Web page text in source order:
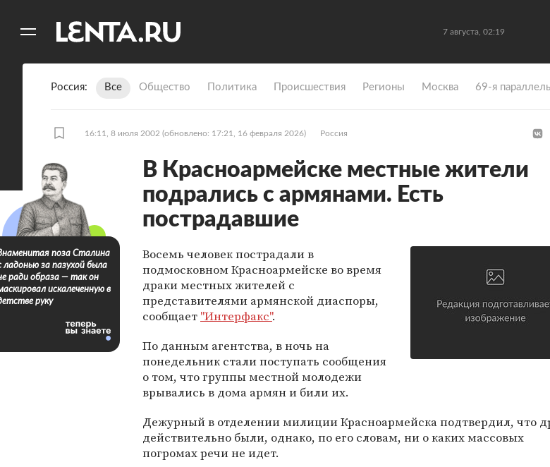
7 августа, 02:19
Россия Все Общество Политика Происшествия Регионы Москва 69-я параллель
16:11, 8 июля 2002 (обновлено: 17:21, 16 февраля 2026) Россия
В Красноармейске местные жители
подрались с армянами. Есть
пострадавшие
Восемь человек пострадали в
подмосковном Красноармейске во время
драки местных жителей с
представителями армянской диаспоры,
сообщает "Интерфакс".
По данным агентства, в ночь на
понедельник стали поступать сообщения
о том, что группы местной молодежи
врывались в дома армян и били их.
Дежурный в отделении милиции Красноармейска подтвердил, что
действительно были, однако, по его словам, ни о каких массовых
погромах речи не идет.
поза Сталина
ладонью за пазухой была
ради образа — так он
искалеченную в
руку